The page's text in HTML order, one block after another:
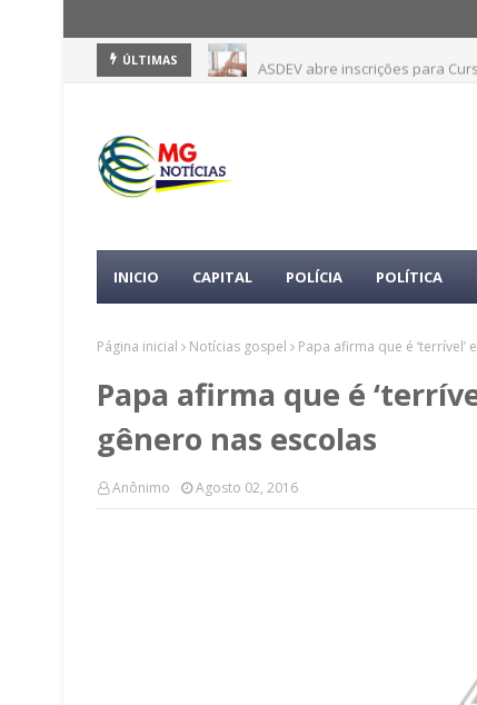
ÚLTIMAS ASDEV abre inscrições para
INICIO CAPITAL POLÍCIA POLÍTICA
Página inicial Notícias gospel Papa afirma que é
Papa afirma que é
gênero nas escolas
Anônimo Agosto 02, 2016